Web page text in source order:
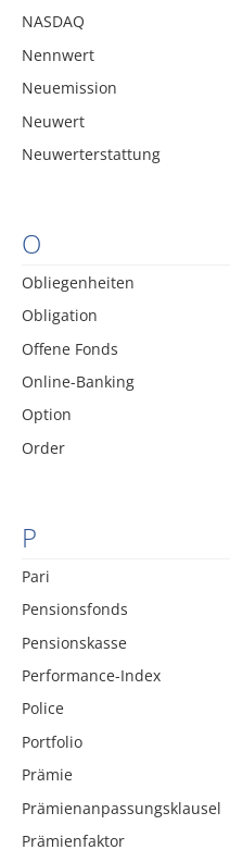
NASDAQ
Nennwert
Neuemission
Neuwert
Neuwerterstattung
O
Obliegenheiten
Obligation
Offene Fonds
Online-Banking
Option
Order
P
Pari
Pensionsfonds
Pensionskasse
Performance-Index
Police
Portfolio
Prämie
Prämienanpassungsklausel
Prämienfaktor